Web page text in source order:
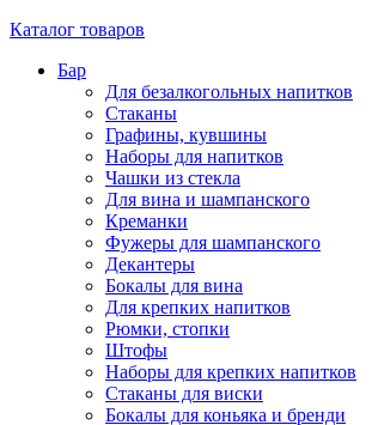
Каталог товаров
Бар
Для безалкогольных напитков
Стаканы
Графины, кувшины
Наборы для напитков
Чашки из стекла
Для вина и шампанского
Креманки
Фужеры для шампанского
Декантеры
Бокалы для вина
Для крепких напитков
Рюмки, стопки
Штофы
Наборы для крепких напитков
Стаканы для виски
Бокалы для коньяка и бренди